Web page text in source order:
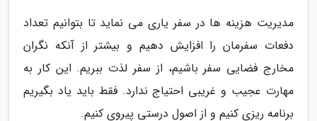
مدیریت هزینه ها در سفر یاری می نماید تا بتوانیم تعداد
دفعات سفرمان را افزایش دهیم و بیشتر از آنکه نگران
مخارج فضایی سفر باشیم، از سفر لذت ببریم. این کار به
مهارت عجیب و غریبی احتیاج ندارد. فقط باید یاد بگیریم
برنامه ریزی کنیم و از اصول درستی پیروی کنیم.